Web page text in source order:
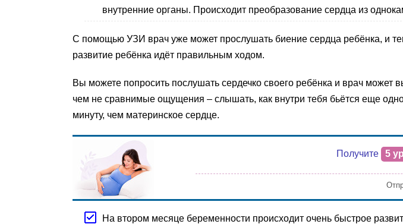
внутренние органы. Происходит преобразование сердца из
С помощью УЗИ врач уже может прослушать биение сердца ребёнка, и
развитие ребёнка идёт правильным ходом.
Вы можете попросить послушать сердечко своего ребёнка и врач может
чем не сравнимые ощущения – слышать, как внутри тебя бьётся еще
минуту, чем материнское сердце.
Получите 5
На втором месяце беременности происходит очень быстрое